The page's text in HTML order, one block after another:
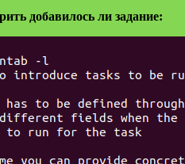
добавилось ли задание: